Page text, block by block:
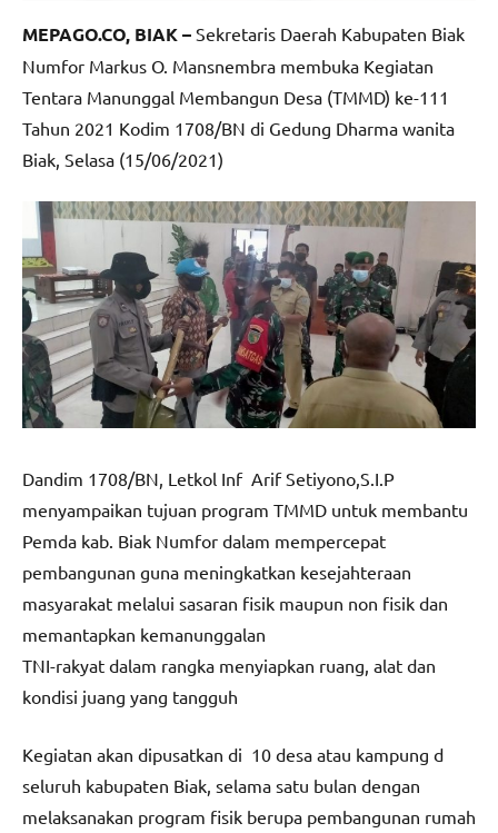
MEPAGO.CO, BIAK – Sekretaris Daerah Kabupaten Biak
Numfor Markus O. Mansnembra membuka Kegiatan
Tentara Manunggal Membangun Desa (TMMD) ke-111
Tahun 2021 Kodim 1708/BN di Gedung Dharma wanita
Biak, Selasa (15/06/2021)
Dandim 1708/BN, Letkol Inf Arif Setiyono,S.I.P
menyampaikan tujuan program TMMD untuk membantu
Pemda kab. Biak Numfor dalam mempercepat
pembangunan guna meningkatkan kesejahteraan
masyarakat melalui sasaran fisik maupun non fisik dan
memantapkan kemanunggalan
TNI-rakyat dalam rangka menyiapkan ruang, alat dan
kondisi juang yang tangguh
Kegiatan akan dipusatkan di 10 desa atau kampung d
seluruh kabupaten Biak, selama satu bulan dengan
melaksanakan program fisik berupa pembangunan rumah